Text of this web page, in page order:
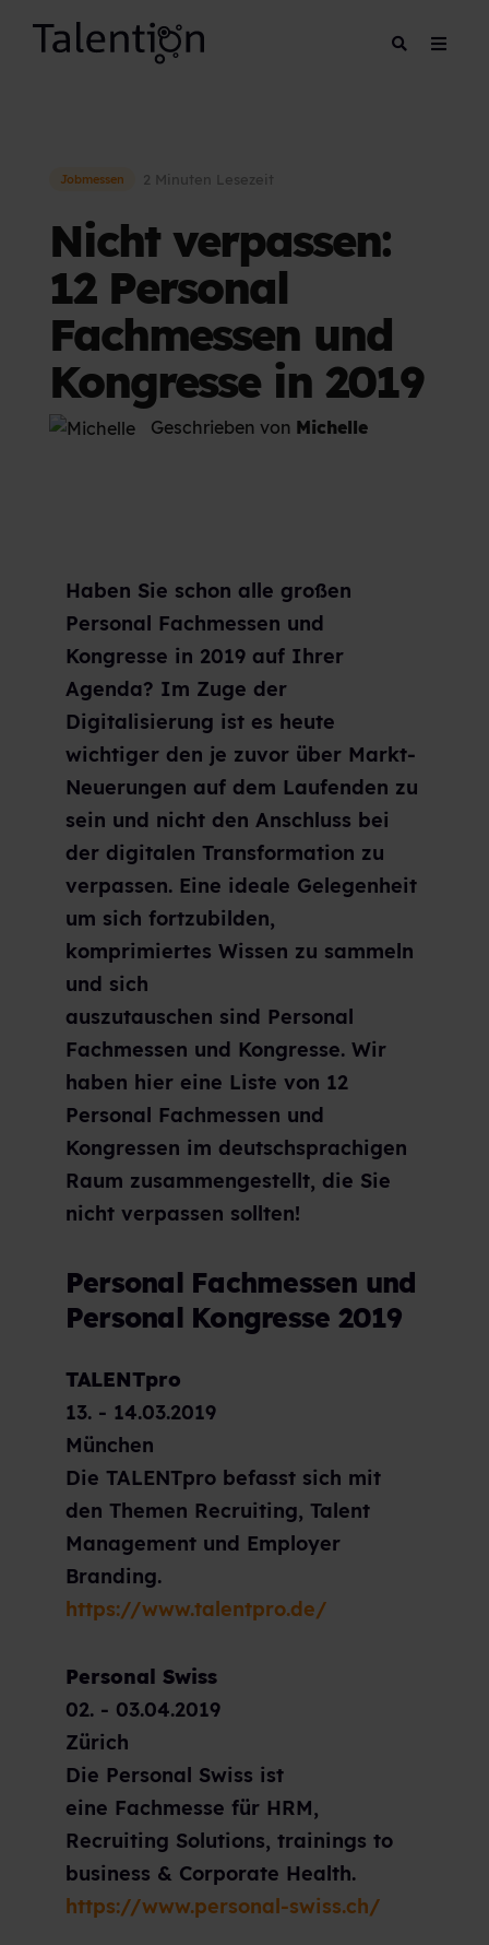
Jobmessen 2 Minuten Lesezeit
Nicht verpassen:
12 Personal
Fachmessen und
Kongresse in 2019
Geschrieben von Michelle
Haben Sie schon alle großen
Personal Fachmessen und
Kongresse in 2019 auf Ihrer
Agenda? Im Zuge der
Digitalisierung ist es heute
wichtiger den je zuvor über Markt-
Neuerungen auf dem Laufenden zu
sein und nicht den Anschluss bei
der digitalen Transformation zu
verpassen. Eine ideale Gelegenheit
um sich fortzubilden,
komprimiertes Wissen zu sammeln
und sich
auszutauschen sind Personal
Fachmessen und Kongresse. Wir
haben hier eine Liste von 12
Personal Fachmessen und
Kongressen im deutschsprachigen
Raum zusammengestellt, die Sie
nicht verpassen sollten!
Personal Fachmessen und
Personal Kongresse 2019
TALENTpro
13. - 14.03.2019
München
Die TALENTpro befasst sich mit
den Themen Recruiting, Talent
Management und Employer
Branding.
https://www.talentpro.de/
Personal Swiss
02. - 03.04.2019
Zürich
Die Personal Swiss ist
eine Fachmesse für HRM,
Recruiting Solutions, trainings to
business & Corporate Health.
https://www.personal-swiss.ch/